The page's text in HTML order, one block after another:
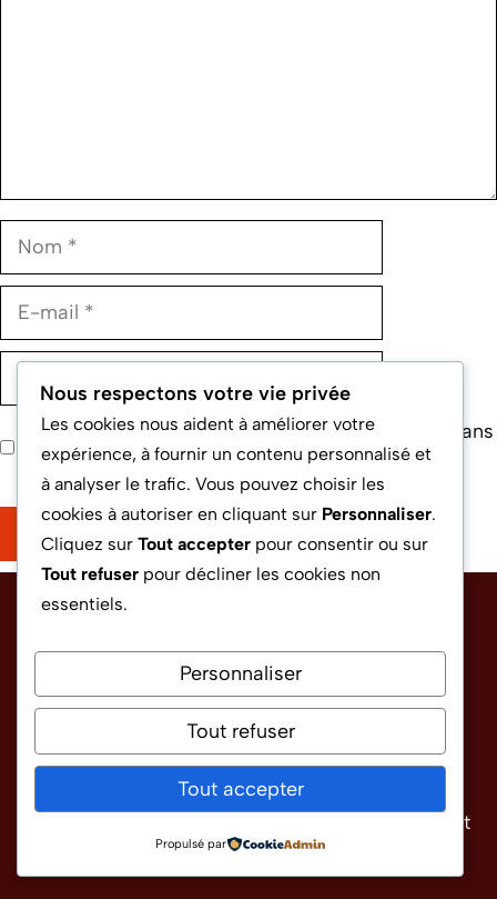
Nom
E-
Site
Enregistrer mon nom, mon e-mail et mon site dans
le navigateur pour mon prochain commentaire.
INFORMATIONS
Croissance Magazineest le média en ligne
dédié au business, à la finance, à l’immobilier et
à l’entrepreneuriat, avec des analyses claires et
des conseils pratiques pour les professionnels et
Nous respectons votre vie privée
Les cookies nous aident à améliorer votre
expérience, à fournir un contenu personnalisé et
à analyser le trafic. Vous pouvez choisir les
cookies à autoriser en cliquant sur Personnaliser.
Cliquez sur Tout accepter pour consentir ou sur
Tout refuser pour décliner les cookies non
essentiels.
Personnaliser
Tout refuser
Tout accepter
Propulsé par